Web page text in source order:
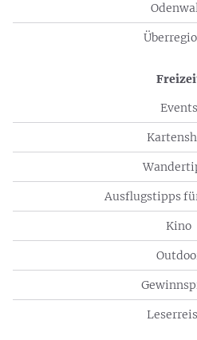
Events
Ausflugstipps
Kino